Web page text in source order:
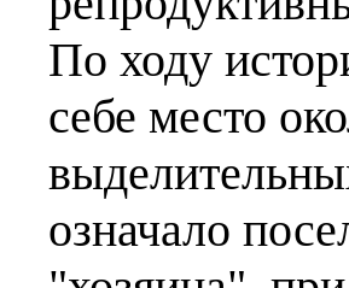
По ходу
себе место
означало